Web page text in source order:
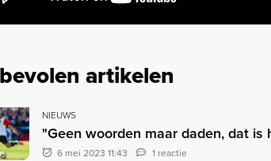
artikelen
NIEUWS
"Geen woorden maar daden, dat
6 mei 2023 11:43 1 reactie